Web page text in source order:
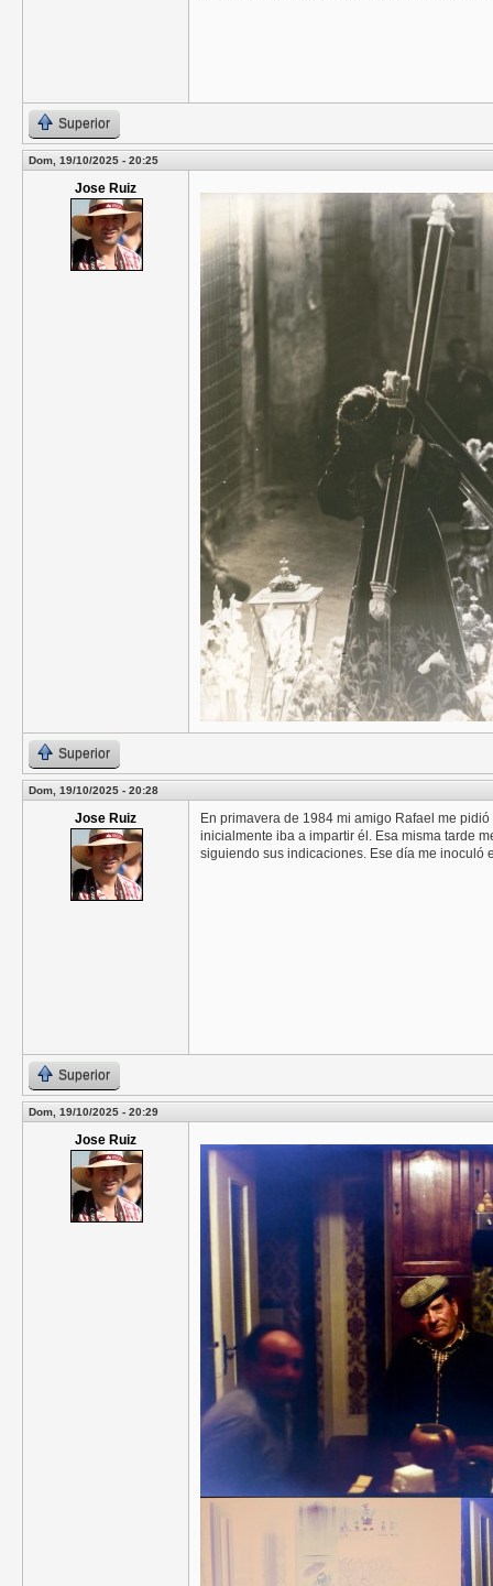
Superior
Dom, 19/10/2025 - 20:25
Jose Ruiz
Superior
Dom, 19/10/2025 - 20:28
Jose Ruiz
En primavera de 1984 mi amigo Rafael me
inicialmente iba a impartir él. Esa misma tarde
siguiendo sus indicaciones. Ese día me inoculó
Superior
Dom, 19/10/2025 - 20:29
Jose Ruiz